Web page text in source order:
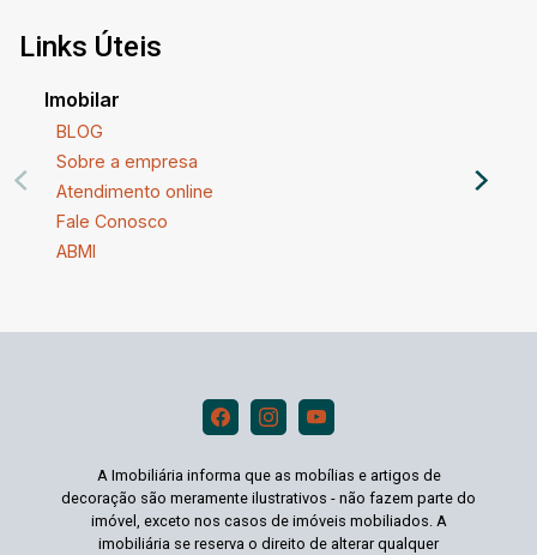
Links Úteis
Imobilar
BLOG
Sobre a empresa
Atendimento online
Fale Conosco
ABMI
A Imobiliária informa que as mobílias e artigos de
decoração são meramente ilustrativos - não fazem parte do
imóvel, exceto nos casos de imóveis mobiliados. A
imobiliária se reserva o direito de alterar qualquer